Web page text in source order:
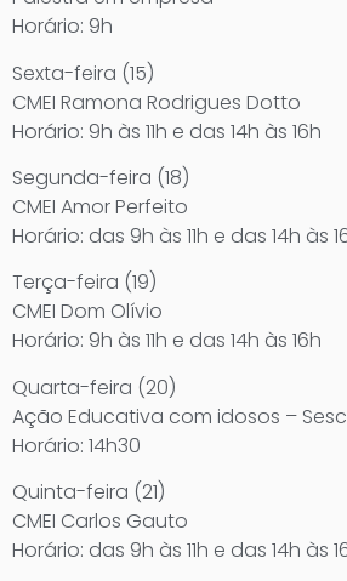
Horário: 9h
Sexta-feira (15)
CMEI Ramona Rodrigues Dotto
Horário: 9h às 11h e das 14h às 16h
Segunda-feira (18)
CMEI Amor Perfeito
Horário: das 9h às 11h e das 14h às
Terça-feira (19)
CMEI Dom Olívio
Horário: 9h às 11h e das 14h às 16h
Quarta-feira (20)
Ação Educativa com idosos – Sesc
Horário: 14h30
Quinta-feira (21)
CMEI Carlos Gauto
Horário: das 9h às 11h e das 14h às